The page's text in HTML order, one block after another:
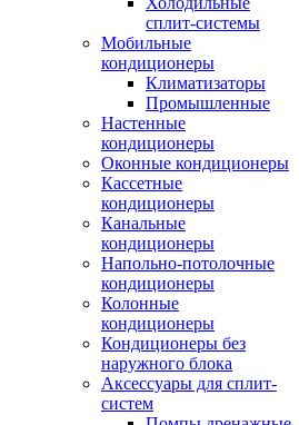
сплит-системы
Мобильные
кондиционеры
Климатизаторы
Промышленные
Настенные
кондиционеры
Оконные кондиционеры
Кассетные
кондиционеры
Канальные
кондиционеры
Напольно-потолочные
кондиционеры
Колонные
кондиционеры
Кондиционеры без
наружного блока
Аксессуары для сплит-
систем